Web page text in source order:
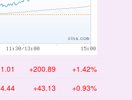
+200.89 +1.42%
+43.13 +0.93%